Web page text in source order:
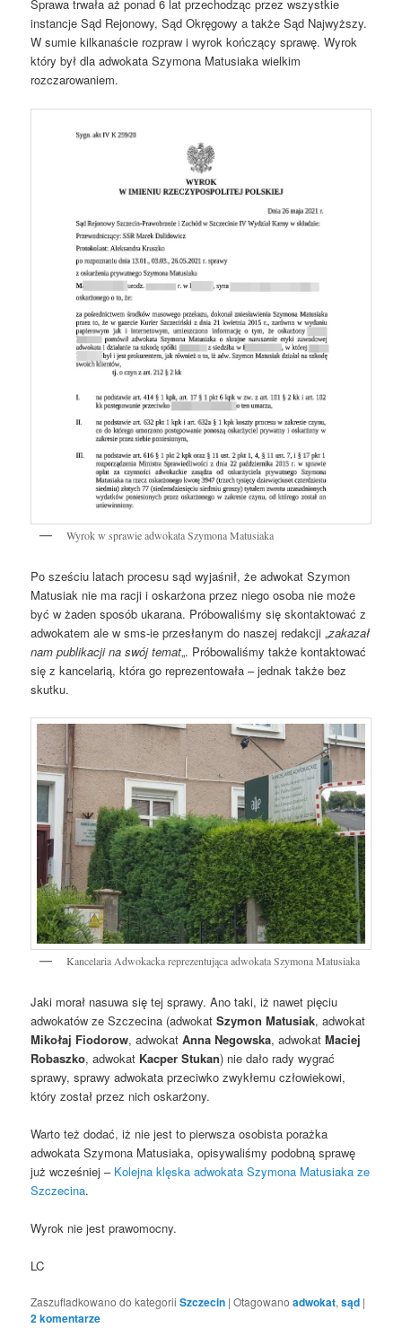
Sprawa trwała aż ponad 6 lat przechodząc przez wszystkie
instancje Sąd Rejonowy, Sąd Okręgowy a także Sąd Najwyższy.
W sumie kilkanaście rozpraw i wyrok kończący sprawę. Wyrok
który był dla adwokata Szymona Matusiaka wielkim
rozczarowaniem.
Wyrok w sprawie adwokata Szymona Matusiaka
Po sześciu latach procesu sąd wyjaśnił, że adwokat Szymon
Matusiak nie ma racji i oskarżona przez niego osoba nie może
być w żaden sposób ukarana. Próbowaliśmy się skontaktować z
adwokatem ale w sms-ie przesłanym do naszej redakcji „zakazał
nam publikacji na swój temat„. Próbowaliśmy także kontaktować
się z kancelarią, która go reprezentowała – jednak także bez
skutku.
Kancelaria Adwokacka reprezentująca adwokata Szymona Matusiaka
Jaki morał nasuwa się tej sprawy. Ano taki, iż nawet pięciu
adwokatów ze Szczecina (adwokatSzymon Matusiak, adwokat
Mikołaj Fiodorow, adwokatAnna Negowska, adwokatMaciej
Robaszko, adwokat Kacper Stukan) nie dało rady wygrać
sprawy, sprawy adwokata przeciwko zwykłemu człowiekowi,
który został przez nich oskarżony.
Warto też dodać, iż nie jest to pierwsza osobista porażka
adwokata Szymona Matusiaka, opisywaliśmy podobną sprawę
już wcześniej – Kolejna klęska adwokata Szymona Matusiaka ze
Szczecina.
Wyrok nie jest prawomocny.
LC
Zaszufladkowano do kategorii Szczecin |Otagowano adwokat,sąd |
2komentarze